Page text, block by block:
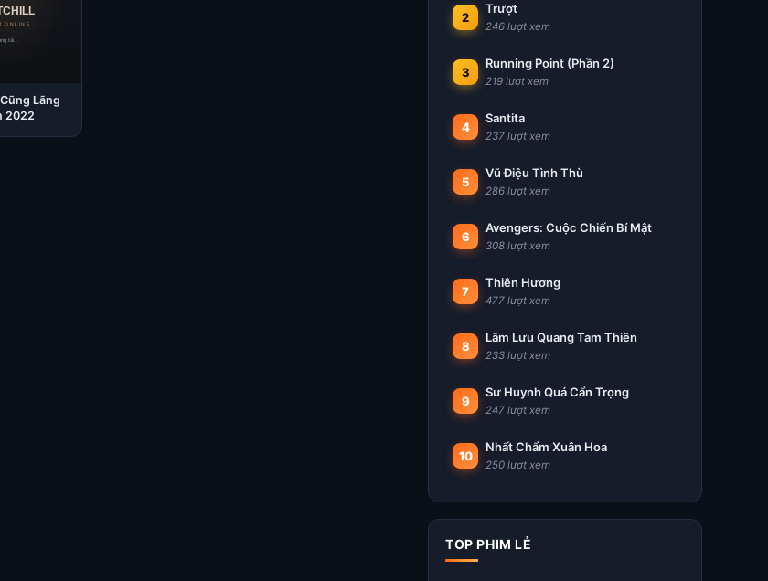
Lãng
2022
2
Trượt
246 lượt xem
3
Running Point (Phần 2)
219 lượt xem
4
Santita
237 lượt xem
5
Vũ Điệu Tình Thù
286 lượt xem
6
Avengers: Cuộc Chiến Bí Mật
308 lượt xem
7
Thiên Hương
477 lượt xem
8
Lãm Lưu Quang Tam Thiên
233 lượt xem
9
Sư Huynh Quá Cẩn Trọng
247 lượt xem
10
Nhất Chẩm Xuân Hoa
250 lượt xem
TOP PHIM LẺ